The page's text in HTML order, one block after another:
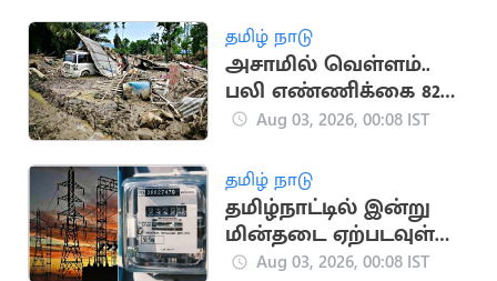
தமிழ் நாடு
அசாமில் வெள்ளம்..
பலி எண்ணிக்கை 82
ஆக உயர்வு
Aug 03, 2026, 00:08 IST
தமிழ் நாடு
தமிழ்நாட்டில் இன்று
மின்தடை ஏற்படவுள்ள
பகுதிகள்
Aug 03, 2026, 00:08 IST